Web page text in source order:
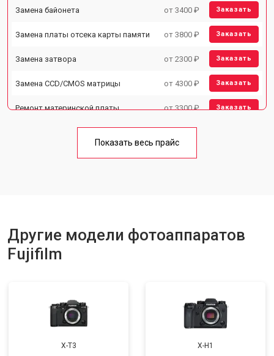
Замена байонета от 3400 ₽ Заказать
Замена платы отсека карты памяти от 3800 ₽ Заказать
Замена затвора от 2300 ₽ Заказать
Замена CCD/CMOS матрицы от 4300 ₽ Заказать
Ремонт материнской платы от 3300 ₽ Заказать
Показать весь прайс
Другие модели фотоаппаратов
Fujifilm
X-T3 X-H1